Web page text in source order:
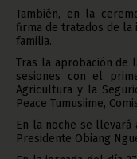
También, en la
firma de tratados de la
familia.
Tras la aprobación de
sesiones con el
Agricultura y la
Peace Tumusiime,
En la noche se llevará
Presidente Obiang